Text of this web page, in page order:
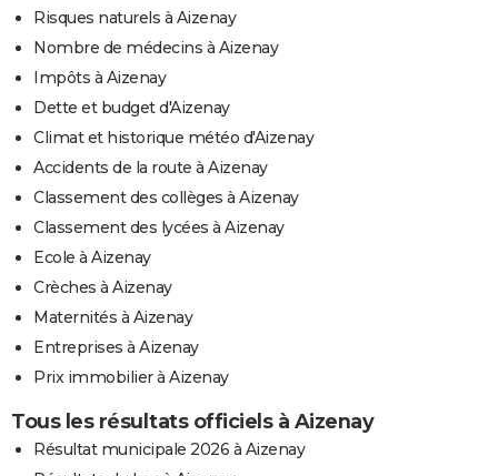
Risques naturels à Aizenay
Nombre de médecins à Aizenay
Impôts à Aizenay
Dette et budget d'Aizenay
Climat et historique météo d'Aizenay
Accidents de la route à Aizenay
Classement des collèges à Aizenay
Classement des lycées à Aizenay
Ecole à Aizenay
Crèches à Aizenay
Maternités à Aizenay
Entreprises à Aizenay
Prix immobilier à Aizenay
Tous les résultats officiels à Aizenay
Résultat municipale 2026 à Aizenay